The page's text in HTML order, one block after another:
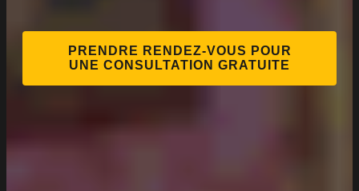
PRENDRE RENDEZ-VOUS POUR
UNE CONSULTATION GRATUITE